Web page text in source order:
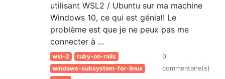
utilisant WSL2 / Ubuntu sur ma machine
Windows 10, ce qui est génial! Le
problème est que je ne peux pas me
connecter à ...
wsl-2
ruby-on-rails
windows-subsystem-for-linux
0
commentaire(s)